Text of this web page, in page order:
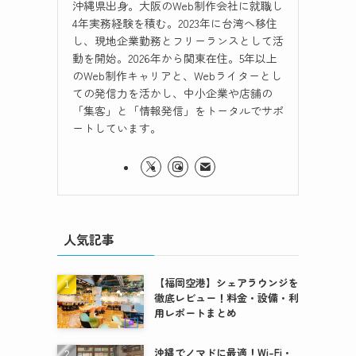
沖縄県出身。大阪のWeb制作会社に就職し
4年実務経験を積む。2023年に台湾へ移住
し、現地企業勤務とフリーランスとして活
動を開始。2026年から関東在住。5年以上
のWeb制作キャリアと、Webライターとし
ての発信力を活かし、中小企業や店舗の
「集客」と「情報発信」をトータルでサポ
ートしています。
人気記事
【福岡空港】シェアラウンジを
徹底レビュー！料金・設備・利
用レポートまとめ
沖縄でノマドに最適！Wi-Fi・